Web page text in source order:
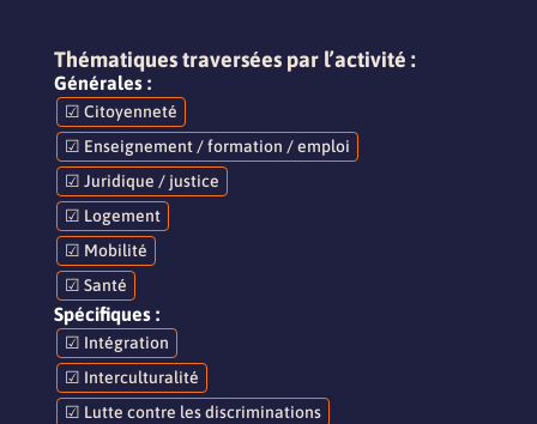
Thématiques traversées par l’activité :
Générales :
☑ Citoyenneté
☑ Enseignement / formation / emploi
☑ Juridique / justice
☑ Logement
☑ Mobilité
☑ Santé
Spécifiques :
☑ Intégration
☑ Interculturalité
☑ Lutte contre les discriminations